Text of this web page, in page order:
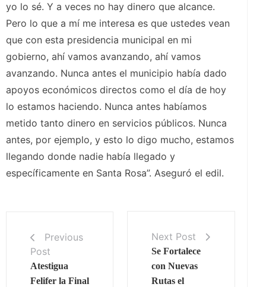
yo lo sé. Y a veces no hay dinero que alcance.
Pero lo que a mí me interesa es que ustedes vean
que con esta presidencia municipal en mi
gobierno, ahí vamos avanzando, ahí vamos
avanzando. Nunca antes el municipio había dado
apoyos económicos directos como el día de hoy
lo estamos haciendo. Nunca antes habíamos
metido tanto dinero en servicios públicos. Nunca
antes, por ejemplo, y esto lo digo mucho, estamos
llegando donde nadie había llegado y
específicamente en Santa Rosa”. Aseguró el edil.
Previous
Post
Atestigua
Felifer la Final
Next Post
Se Fortalece
con Nuevas
Rutas el